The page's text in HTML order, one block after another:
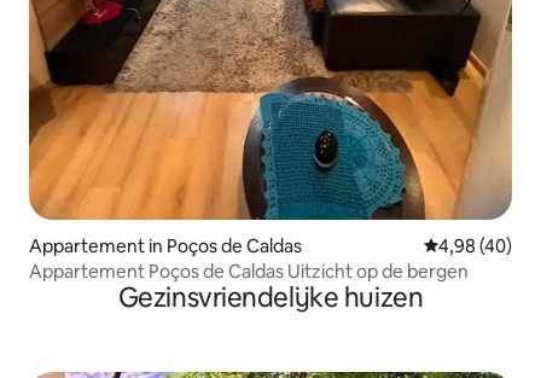
Appartement in Poços de Caldas Gemiddelde
4,98 (40)
Appartement Poços de Caldas Uitzicht op de bergen
Gezinsvriendelijke huizen